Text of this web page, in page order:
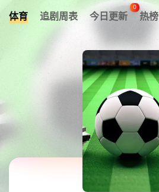
体育 追剧周表 今日更新
0
热榜
我的观影记录
暂无观看影片的记录